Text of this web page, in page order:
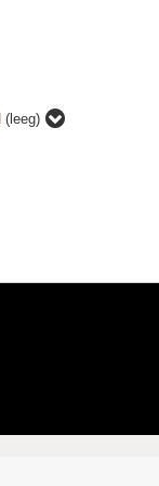
(leeg)